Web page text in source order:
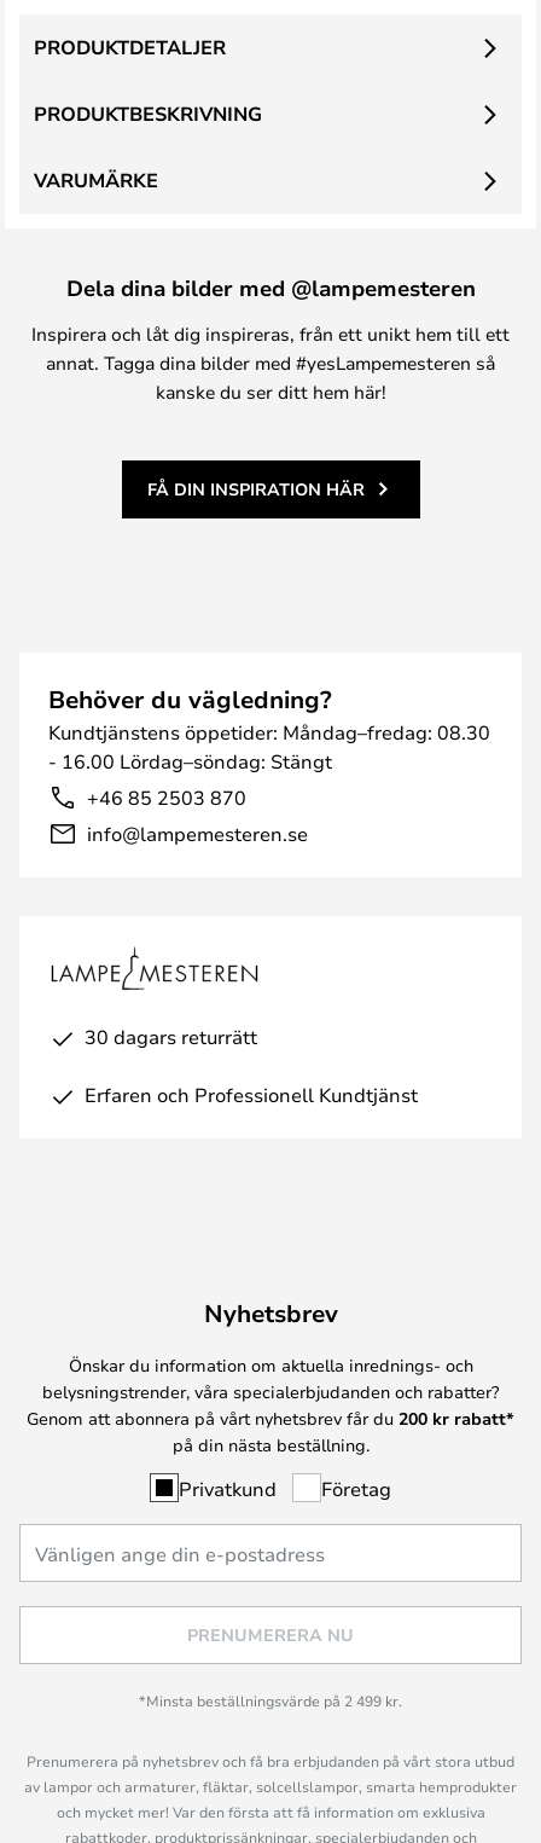
PRODUKTBESKRIVNING
PRODUKTDETALJER
VARUMÄRKE
Dela dina bilder med @lampemesteren
Inspirera och låt dig inspireras, från ett unikt hem till ett
annat. Tagga dina bilder med #yesLampemesteren så
kanske du ser ditt hem här!
FÅ DIN INSPIRATION HÄR
Behöver du vägledning?
Kundtjänstens öppetider: Måndag–fredag: 08.30
- 16.00 Lördag–söndag: Stängt
+46 85 2503 870
info@lampemesteren.se
30 dagars returrätt
Erfaren och Professionell Kundtjänst
Nyhetsbrev
Önskar du information om aktuella inrednings- och
belysningstrender, våra specialerbjudanden och rabatter?
Genom att abonnera på vårt nyhetsbrev får du 200 kr rabatt*
på din nästa beställning.
Privatkund Företag
PRENUMERERA NU
*Minsta beställningsvärde på 2 499 kr.
Prenumerera på nyhetsbrev och få bra erbjudanden på vårt stora utbud
av lampor och armaturer, fläktar, solcellslampor, smarta hemprodukter
och mycket mer! Var den första att få information om exklusiva
rabattkoder, produktprissänkningar, specialerbjudanden och